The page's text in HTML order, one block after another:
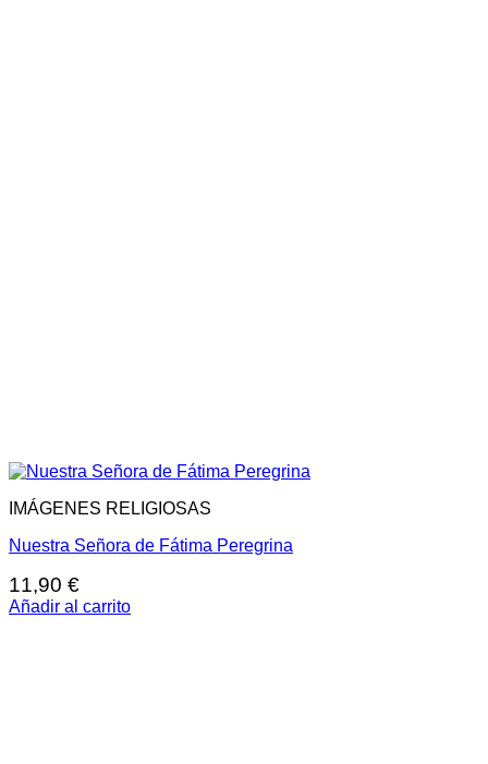
IMÁGENES RELIGIOSAS
Nuestra Señora de Fátima Peregrina
11,90 €
Añadir al carrito